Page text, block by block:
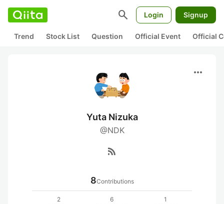
search Login Signup
Trend Stock List Question Official Event Official
more_horiz
Yuta Nizuka
@NDK
rss_feed
8Contributions
2
6
1